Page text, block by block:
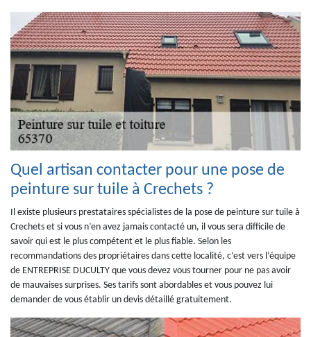
Quel artisan contacter pour une pose de
peinture sur tuile à Crechets ?
Il existe plusieurs prestataires spécialistes de la pose de peinture sur tuile à
Crechets et si vous n’en avez jamais contacté un, il vous sera difficile de
savoir qui est le plus compétent et le plus fiable. Selon les
recommandations des propriétaires dans cette localité, c’est vers l’équipe
de ENTREPRISE DUCULTY que vous devez vous tourner pour ne pas avoir
de mauvaises surprises. Ses tarifs sont abordables et vous pouvez lui
demander de vous établir un devis détaillé gratuitement.